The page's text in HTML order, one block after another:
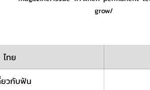
grow/
ไทย
ยวกับฟัน